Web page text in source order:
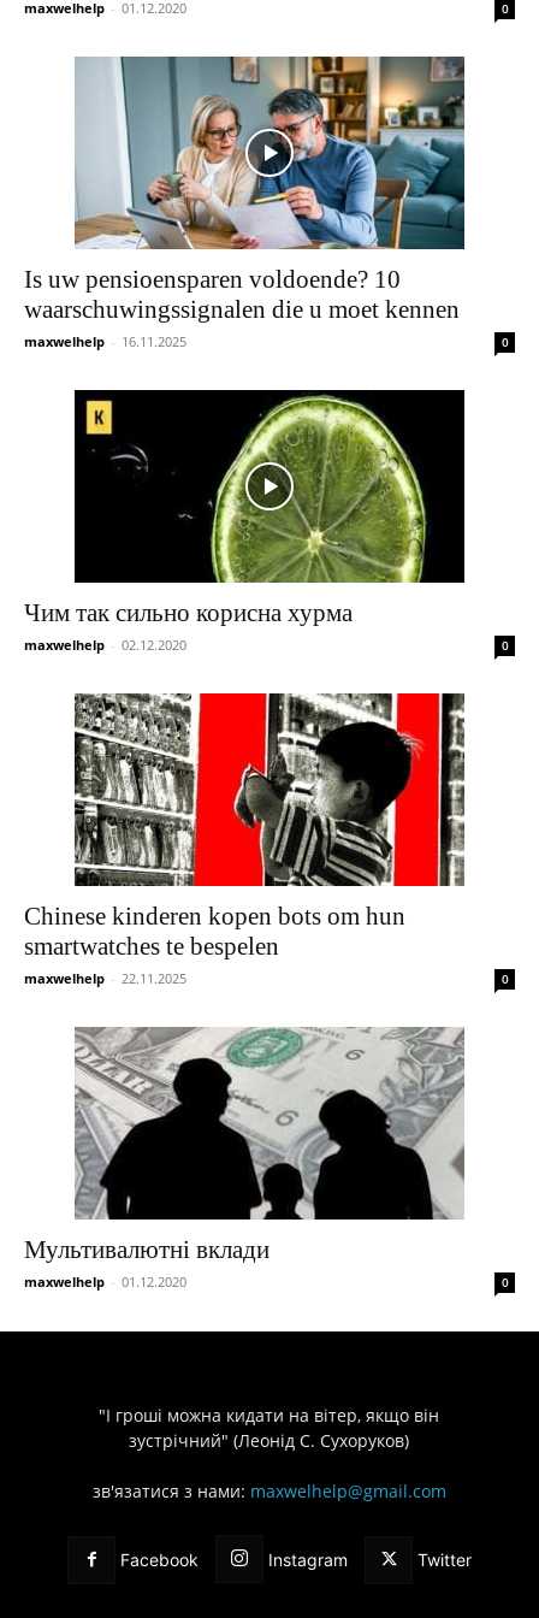
maxwelhelp - 01.12.2020 0
Is uw pensioensparen voldoende? 10
waarschuwingssignalen die u moet kennen
maxwelhelp - 16.11.2025 0
Чим так сильно корисна хурма
maxwelhelp - 02.12.2020 0
Chinese kinderen kopen bots om hun
smartwatches te bespelen
maxwelhelp - 22.11.2025 0
Мультивалютні вклади
maxwelhelp - 01.12.2020 0
"І гроші можна кидати на вітер, якщо він
зустрічний" (Леонід С. Сухоруков)
зв'язатися з нами: maxwelhelp@gmail.com
Facebook Instagram Twitter